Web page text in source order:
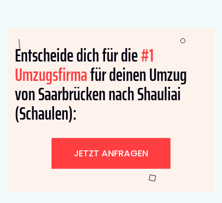
Entscheide dich für die#1
Umzugsfirmafür deinen Umzug
von Saarbrücken nach Shauliai
(Schaulen):
JETZT ANFRAGEN